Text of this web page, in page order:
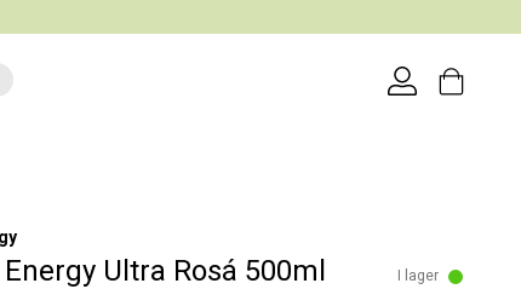
Ultra Rosá 500ml I lager